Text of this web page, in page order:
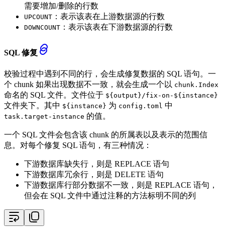
需要增加/删除的行数
UPCOUNT ：表示该表在上游数据源的行数
DOWNCOUNT ：表示该表在下游数据源的行数
SQL 修复
校验过程中遇到不同的行，会生成修复数据的 SQL 语句。一
个 chunk 如果出现数据不一致，就会生成一个以 chunk.Index
命名的 SQL 文件。文件位于 ${output}/fix-on-${instance}
文件夹下。其中 ${instance} 为 config.toml 中
task.target-instance 的值。
一个 SQL 文件会包含该 chunk 的所属表以及表示的范围信
息。对每个修复 SQL 语句，有三种情况：
下游数据库缺失行，则是 REPLACE 语句
下游数据库冗余行，则是 DELETE 语句
下游数据库行部分数据不一致，则是 REPLACE 语句，
但会在 SQL 文件中通过注释的方法标明不同的列